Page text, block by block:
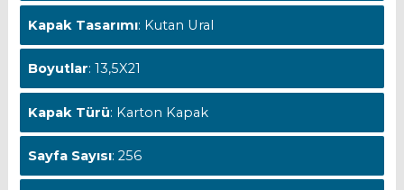
Kapak Tasarımı: Kutan Ural
Boyutlar: 13,5X21
Kapak Türü: Karton Kapak
Sayfa Sayısı: 256